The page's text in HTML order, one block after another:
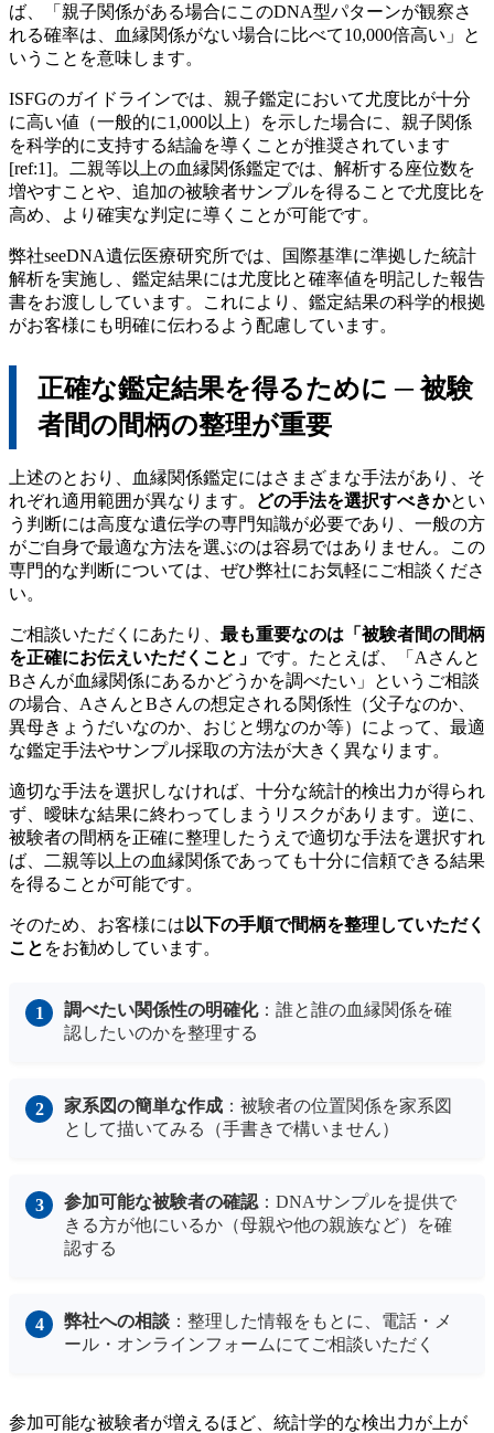
ば、「親子関係がある場合にこのDNA型パターンが観察さ
れる確率は、血縁関係がない場合に比べて10,000倍高い」と
いうことを意味します。
ISFGのガイドラインでは、親子鑑定において尤度比が十分
に高い値（一般的に1,000以上）を示した場合に、親子関係
を科学的に支持する結論を導くことが推奨されています
[ref:1]。二親等以上の血縁関係鑑定では、解析する座位数を
増やすことや、追加の被験者サンプルを得ることで尤度比を
高め、より確実な判定に導くことが可能です。
弊社seeDNA遺伝医療研究所では、国際基準に準拠した統計
解析を実施し、鑑定結果には尤度比と確率値を明記した報告
書をお渡ししています。これにより、鑑定結果の科学的根拠
がお客様にも明確に伝わるよう配慮しています。
正確な鑑定結果を得るために ─ 被験
者間の間柄の整理が重要
上述のとおり、血縁関係鑑定にはさまざまな手法があり、そ
れぞれ適用範囲が異なります。
どの手法を選択すべきかとい
う判断には高度な遺伝学の専門知識が必要であり、一般の方
がご自身で最適な方法を選ぶのは容易ではありません。この
専門的な判断については、ぜひ弊社にお気軽にご相談くださ
い。
ご相談いただくにあたり、 最も重要なのは「被験者間の間柄
を正確にお伝えいただくこと」 です。たとえば、「Aさんと
Bさんが血縁関係にあるかどうかを調べたい」というご相談
の場合、AさんとBさんの想定される関係性（父子なのか、
異母きょうだいなのか、おじと甥なのか等）によって、最適
な鑑定手法やサンプル採取の方法が大きく異なります。
適切な手法を選択しなければ、十分な統計的検出力が得られ
ず、曖昧な結果に終わってしまうリスクがあります。逆に、
被験者の間柄を正確に整理したうえで適切な手法を選択すれ
ば、二親等以上の血縁関係であっても十分に信頼できる結果
を得ることが可能です。
そのため、お客様には 以下の手順で間柄を整理していただく
こと をお勧めしています。
調べたい関係性の明確化：誰と誰の血縁関係を確
認したいのかを整理する
家系図の簡単な作成 ：被験者の位置関係を家系図
として描いてみる（手書きで構いません）
参加可能な被験者の確認 ：DNAサンプルを提供で
きる方が他にいるか（母親や他の親族など）を確
認する
弊社への相談 ：整理した情報をもとに、電話・メ
ール・オンラインフォームにてご相談いただく
参加可能な被験者が増えるほど、統計学的な検出力が上が